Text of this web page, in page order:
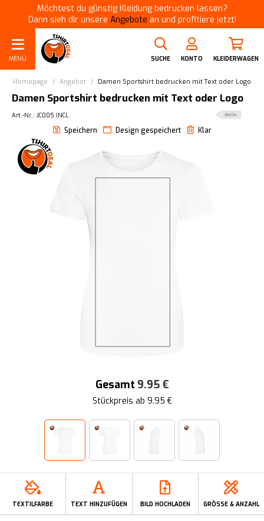
Möchtest du günstig Kleidung bedrucken lassen?
Dann sieh dir unsere Angebote an und profitiere jetzt!
MENÜ SUCHE KONTO KLEIDERWAGEN
Homepage / Angebot / Damen Sportshirt bedrucken mit Text oder Logo
Damen Sportshirt bedrucken mit Text oder Logo
AWDis
Art.-Nr.: JC005 INCL.
Speichern Design gespeichert Klar
Gesamt 9.95 €
Stückpreis ab 9.95 €
TEXTILFARBE TEXT HINZUFÜGEN BILD HOCHLADEN GRÖSSE & ANZAHL